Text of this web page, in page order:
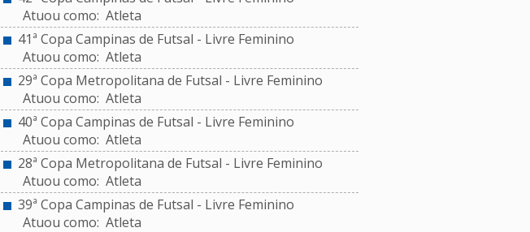
Atuou como: Atleta
41ª Copa Campinas de Futsal - Livre Feminino
Atuou como: Atleta
29ª Copa Metropolitana de Futsal - Livre Feminino
Atuou como: Atleta
40ª Copa Campinas de Futsal - Livre Feminino
Atuou como: Atleta
28ª Copa Metropolitana de Futsal - Livre Feminino
Atuou como: Atleta
39ª Copa Campinas de Futsal - Livre Feminino
Atuou como: Atleta